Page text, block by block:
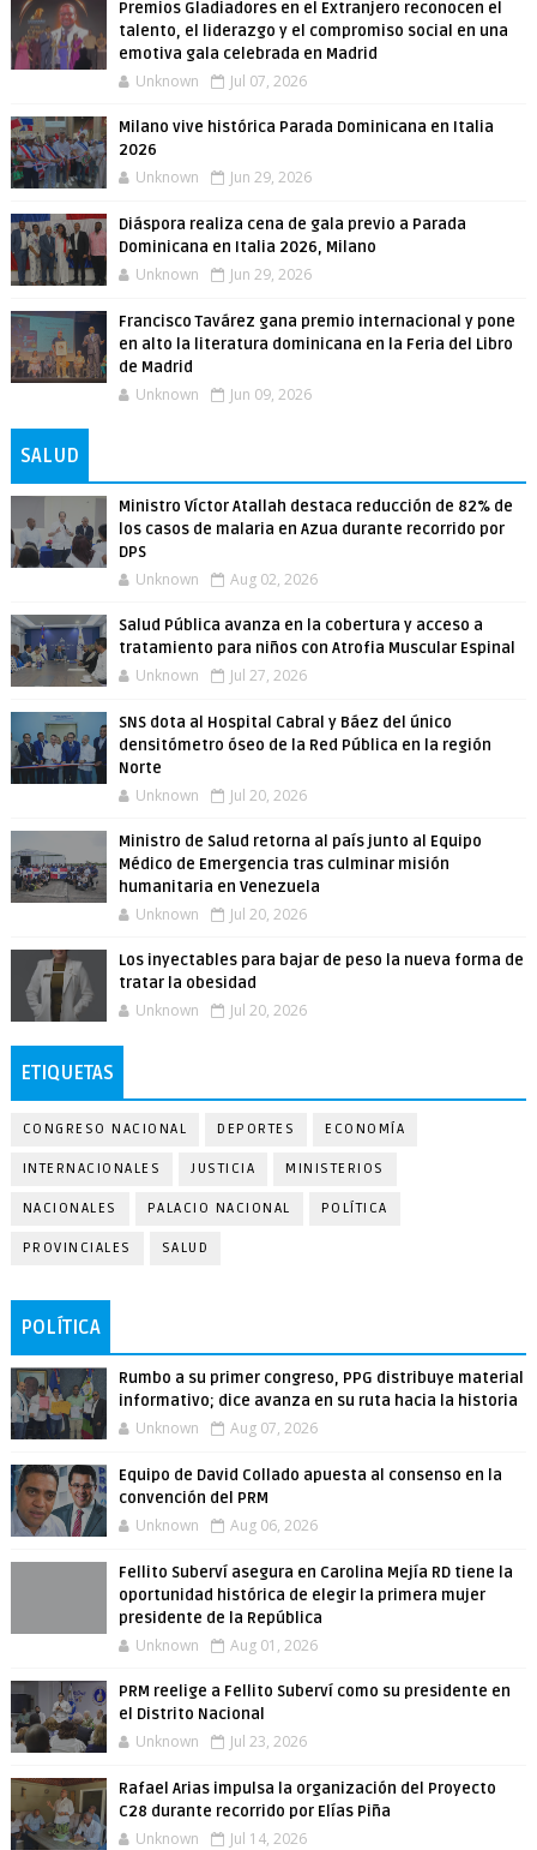
Premios Gladiadores en el Extranjero reconocen el
talento, el liderazgo y el compromiso social en una
emotiva gala celebrada en Madrid
Unknown Jul 07, 2026
Milano vive histórica Parada Dominicana en Italia
2026
Unknown Jun 29, 2026
Diáspora realiza cena de gala previo a Parada
Dominicana en Italia 2026, Milano
Unknown Jun 29, 2026
Francisco Tavárez gana premio internacional y pone
en alto la literatura dominicana en la Feria del Libro
de Madrid
Unknown Jun 09, 2026
SALUD
Ministro Víctor Atallah destaca reducción de 82% de
los casos de malaria en Azua durante recorrido por
DPS
Unknown Aug 02, 2026
Salud Pública avanza en la cobertura y acceso a
tratamiento para niños con Atrofia Muscular Espinal
Unknown Jul 27, 2026
SNS dota al Hospital Cabral y Báez del único
densitómetro óseo de la Red Pública en la región
Norte
Unknown Jul 20, 2026
Ministro de Salud retorna al país junto al Equipo
Médico de Emergencia tras culminar misión
humanitaria en Venezuela
Unknown Jul 20, 2026
Los inyectables para bajar de peso la nueva forma de
tratar la obesidad
Unknown Jul 20, 2026
ETIQUETAS
CONGRESO NACIONAL DEPORTES ECONOMÍA
INTERNACIONALES JUSTICIA MINISTERIOS
NACIONALES PALACIO NACIONAL POLÍTICA
PROVINCIALES SALUD
POLÍTICA
Rumbo a su primer congreso, PPG distribuye material
informativo; dice avanza en su ruta hacia la historia
Unknown Aug 07, 2026
Equipo de David Collado apuesta al consenso en la
convención del PRM
Unknown Aug 06, 2026
Fellito Suberví asegura en Carolina Mejía RD tiene la
oportunidad histórica de elegir la primera mujer
presidente de la República
Unknown Aug 01, 2026
PRM reelige a Fellito Suberví como su presidente en
el Distrito Nacional
Unknown Jul 23, 2026
Rafael Arias impulsa la organización del Proyecto
C28 durante recorrido por Elías Piña
Unknown Jul 14, 2026